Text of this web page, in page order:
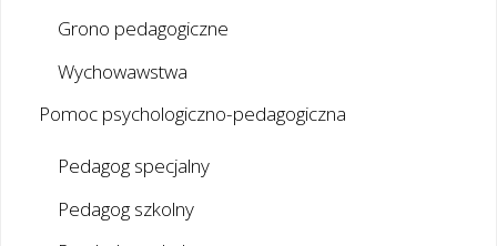
Grono pedagogiczne
Wychowawstwa
Pomoc psychologiczno-pedagogiczna
Pedagog specjalny
Pedagog szkolny